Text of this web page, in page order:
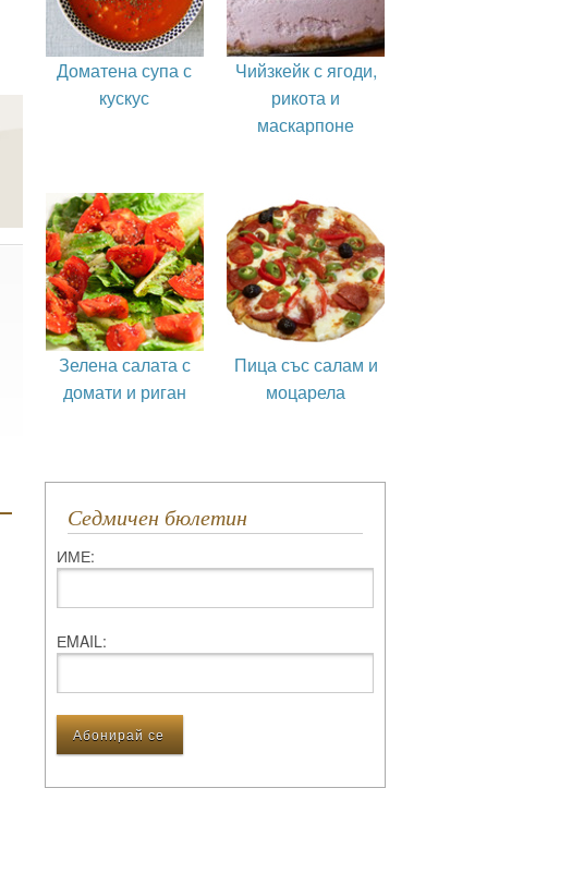
Доматена супа с
кускус
Чийзкейк с ягоди,
рикота и
маскарпоне
Зелена салата с
домати и риган
Пица със салам и
моцарела
Седмичен бюлетин
ИМЕ:
ЕMAIL: